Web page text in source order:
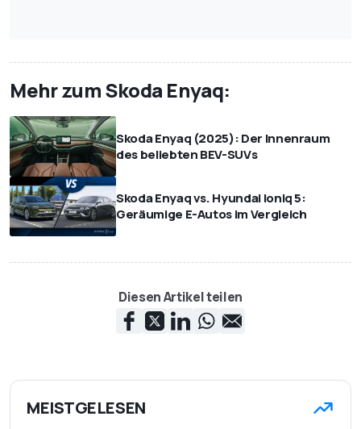
Mehr zum Skoda Enyaq:
Skoda Enyaq (2025): Der Innenraum
des beliebten BEV-SUVs
Skoda Enyaq vs. Hyundai Ioniq 5:
Geräumige E-Autos im Vergleich
Diesen Artikel teilen
MEISTGELESEN